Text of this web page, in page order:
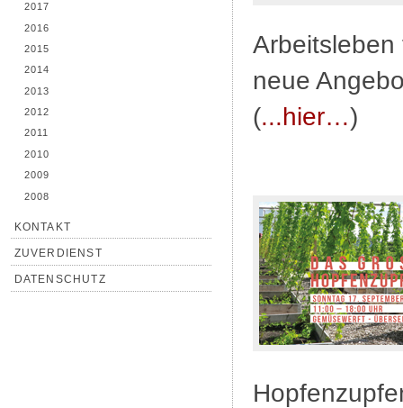
2017
2016
2015
2014
2013
2012
2011
2010
2009
2008
KONTAKT
ZUVERDIENST
DATENSCHUTZ
Arbeitsleben
neue
(...hier…)